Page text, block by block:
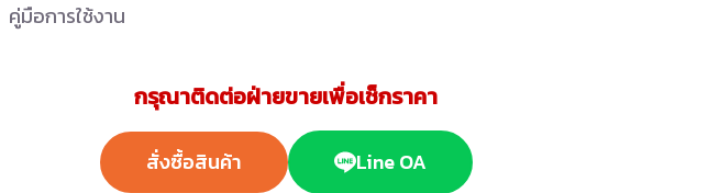
คู่มือการใช้งาน
กรุณาติดต่อฝ่ายขายเพื่อเช็กราคา
สั่งซื้อสินค้า Line OA